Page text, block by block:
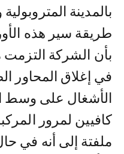
بالمدينة
طريقة سير هذه
بأن الشركة التزمت
في إغلاق المحاور
الأشغال على وسط
كافيين لمرور
ملفتة إلى أنه في